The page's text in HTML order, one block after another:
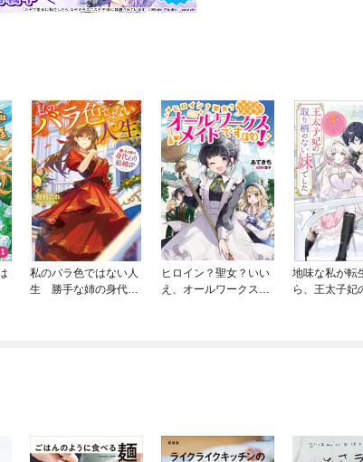
私のバラ色ではない人
生 勝手な姉の身代わ
ヒロイン？聖女？いい
え、オールワークスメ
地味な私が転
ら、王太子妃